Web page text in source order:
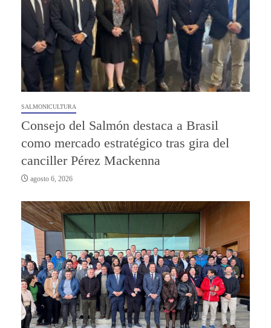
SALMONICULTURA
Consejo del Salmón destaca a Brasil
como mercado estratégico tras gira del
canciller Pérez Mackenna
agosto 6, 2026